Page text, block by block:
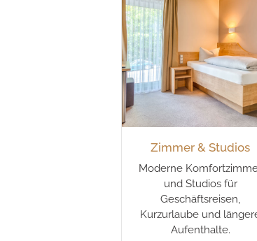
Zimmer & Studios
Moderne Komfortzimmer
und Studios für
Geschäftsreisen,
Kurzurlaube und längere